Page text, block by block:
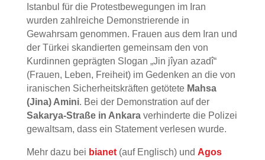
Istanbul für die Protestbewegungen im Iran
wurden zahlreiche Demonstrierende in
Gewahrsam genommen. Frauen aus dem Iran und
der Türkei skandierten gemeinsam den von
Kurdinnen geprägten Slogan „Jin jîyan azadî“
(Frauen, Leben, Freiheit) im Gedenken an die von
iranischen Sicherheitskräften getöteteMahsa
(Jina) Amini. Bei der Demonstration auf der
Sakarya-Straße in Ankaraverhinderte die Polizei
gewaltsam, dass ein Statement verlesen wurde.
Mehr dazu bei bianet (auf Englisch) und Agos